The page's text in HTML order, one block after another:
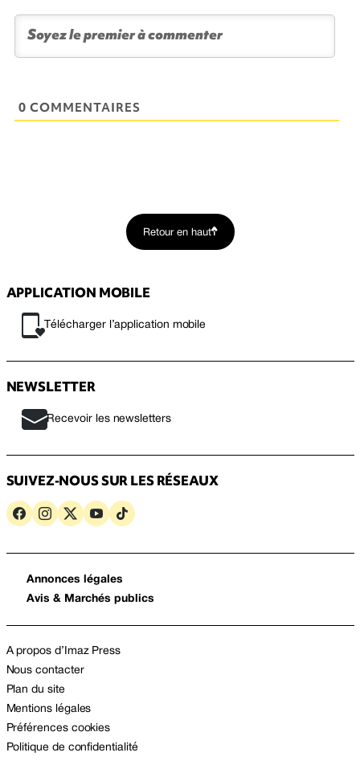
0 COMMENTAIRES
Retour en haut
APPLICATION MOBILE
Télécharger l’application mobile
NEWSLETTER
Recevoir les newsletters
SUIVEZ-NOUS SUR LES RÉSEAUX
Annonces légales
Avis & Marchés publics
A propos d’Imaz Press
Nous contacter
Plan du site
Mentions légales
Préférences cookies
Politique de confidentialité